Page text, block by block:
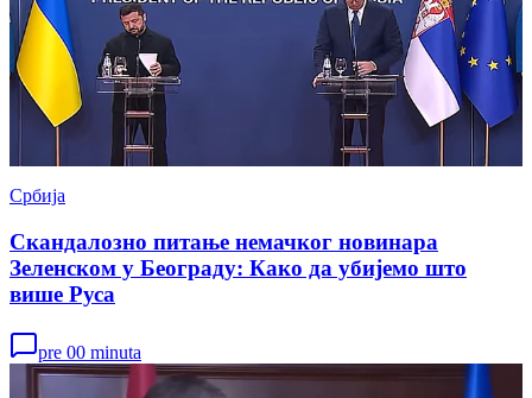
Србија
Скандалозно питање немачког новинара
Зеленском у Београду: Како да убијемо што
више Руса
pre 00 minuta